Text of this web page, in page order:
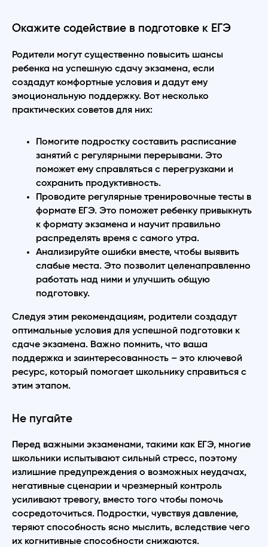
Окажите содействие в подготовке к ЕГЭ
Родители могут существенно повысить шансы
ребенка на успешную сдачу экзамена, если
создадут комфортные условия и дадут ему
эмоциональную поддержку. Вот несколько
практических советов для них:
Помогите подростку составить расписание
занятий с регулярными перерывами. Это
поможет ему справляться с перегрузками и
сохранить продуктивность.
Проводите регулярные тренировочные тесты в
формате ЕГЭ. Это поможет ребенку привыкнуть
к формату экзамена и научит правильно
распределять время с самого утра.
Анализируйте ошибки вместе, чтобы выявить
слабые места. Это позволит целенаправленно
работать над ними и улучшить общую
подготовку.
Следуя этим рекомендациям, родители создадут
оптимальные условия для успешной подготовки к
сдаче экзамена. Важно помнить, что ваша
поддержка и заинтересованность – это ключевой
ресурс, который помогает школьнику справиться с
этим этапом.
Не пугайте
Перед важными экзаменами, такими как ЕГЭ, многие
школьники испытывают сильный стресс, поэтому
излишние предупреждения о возможных неудачах,
негативные сценарии и чрезмерный контроль
усиливают тревогу, вместо того чтобы помочь
сосредоточиться. Подростки, чувствуя давление,
теряют способность ясно мыслить, вследствие чего
их когнитивные способности снижаются.